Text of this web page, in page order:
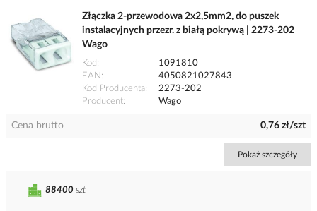
Złączka 2-przewodowa 2x2,5mm2, do puszek
instalacyjnych przezr. z białą pokrywą | 2273-202
Wago
Kod
1091810
EAN
4050821027843
Kod Producenta
2273-202
Producent
Wago
Cena brutto 0,76 zł/szt
Pokaż szczegóły
88400 szt